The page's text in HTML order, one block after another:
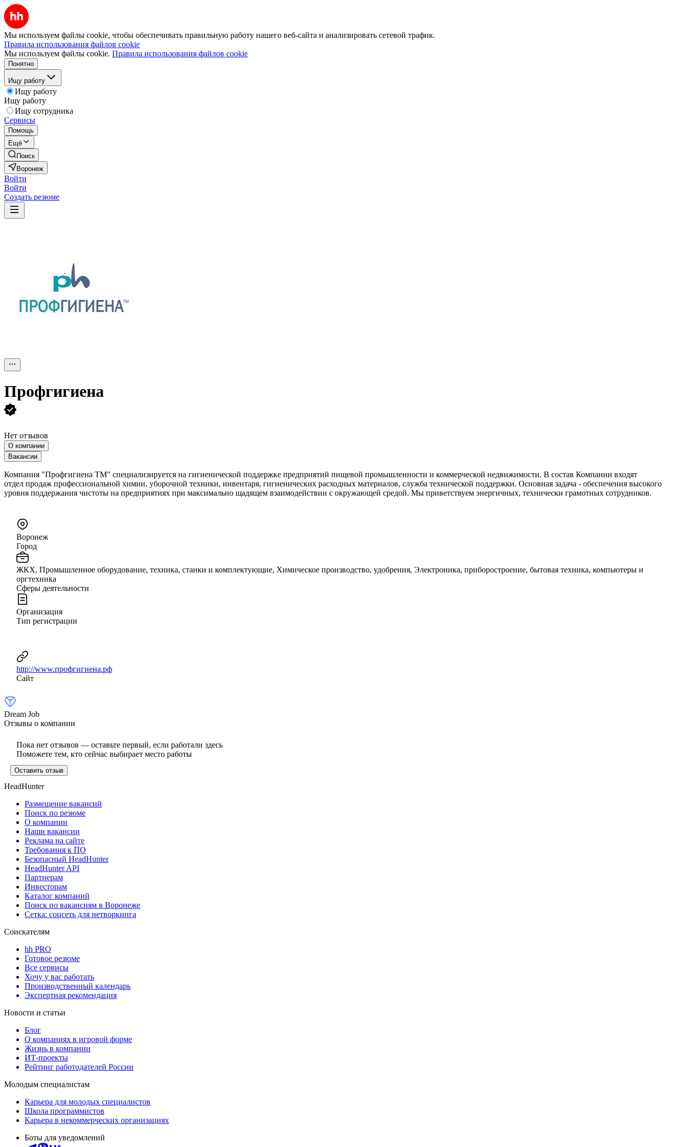
Мы используем файлы cookie, чтобы обеспечивать правильную работу нашего веб-сайта и анализировать сетевой трафик.
Правила использования файлов cookie
Мы используем файлы cookie. Правила использования файлов cookie
Понятно
Ищу работу
Ищу работу
Ищу работу
Ищу сотрудника
Сервисы
Помощь
Ещё
Поиск
Воронеж
Войти
Войти
Создать резюме
Профгигиена
Нет отзывов
О компании
Вакансии
Компания "Профгигиена ТМ" специализируется на гигиенической поддержке предприятий пищевой промышленности и коммерческой недвижимости. В состав Компании входят
отдел продаж профессиональной химии, уборочной техники, инвентаря, гигиенических расходных материалов, служба технической поддержки. Основная задача - обеспечения высокого
уровня поддержания чистоты на предприятиях при максимально щадящем взаимодействии с окружающей средой. Мы приветствуем энергичных, технически грамотных сотрудников.
Воронеж
Город
ЖКХ, Промышленное оборудование, техника, станки и комплектующие, Химическое производство, удобрения, Электроника, приборостроение, бытовая техника, компьютеры и
оргтехника
Сферы деятельности
Организация
Тип регистрации
http://www.профгигиена.рф
Сайт
Dream Job
Отзывы о компании
Пока нет отзывов — оставьте первый, если работали здесь
Поможете тем, кто сейчас выбирает место работы
Оставить отзыв
HeadHunter
Размещение вакансий
Поиск по резюме
О компании
Наши вакансии
Реклама на сайте
Требования к ПО
Безопасный HeadHunter
HeadHunter API
Партнерам
Инвесторам
Каталог компаний
Поиск по вакансиям в Воронеже
Сетка: соцсеть для нетворкинга
Соискателям
hh PRO
Готовое резюме
Все сервисы
Хочу у вас работать
Производственный календарь
Экспертная рекомендация
Новости и статьи
Блог
О компаниях в игровой форме
Жизнь в компании
ИТ-проекты
Рейтинг работодателей России
Молодым специалистам
Карьера для молодых специалистов
Школа программистов
Карьера в некоммерческих организациях
Боты для уведомлений